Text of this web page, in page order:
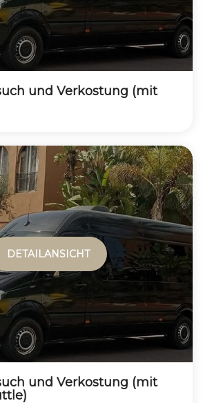
und Verkostung (mit
DETAILANSICHT
und Verkostung (mit